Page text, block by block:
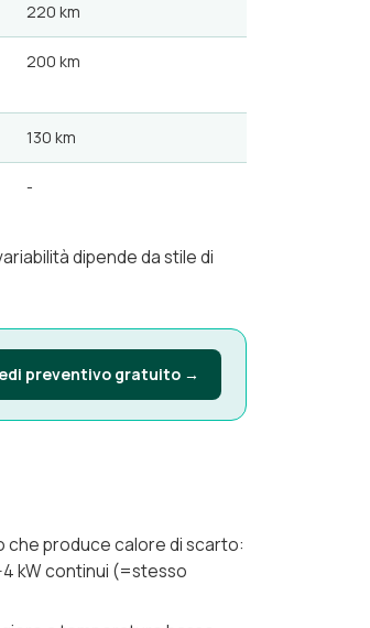
220 km
200 km
130 km
-
dipende da stile di
preventivo gratuito →
che produce calore di scarto:
4 kW continui (=stesso